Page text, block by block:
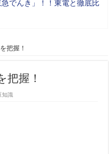
でんき」！！東電と徹底比
把握！
把握！
知識